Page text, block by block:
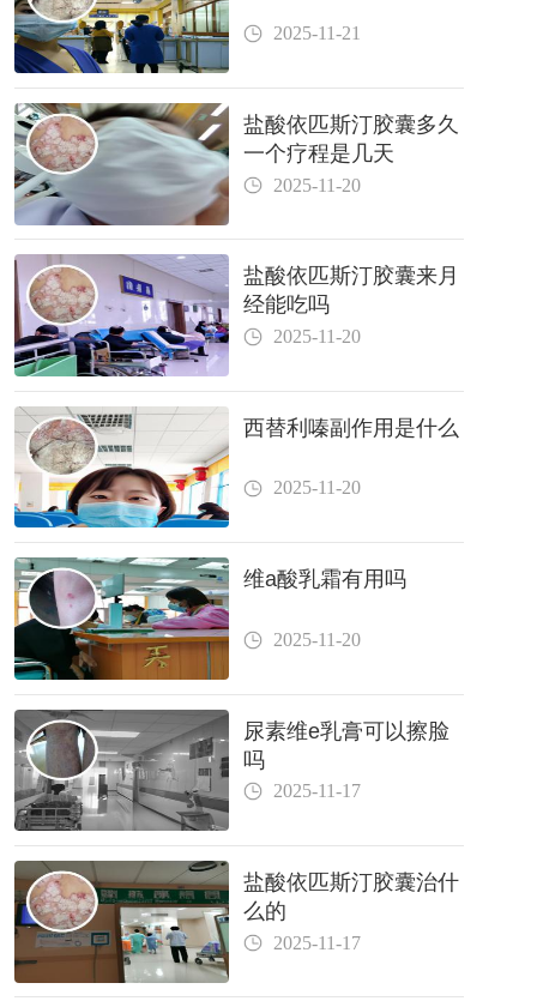
2025-11-21
盐酸依匹斯汀胶囊多久
一个疗程是几天
2025-11-20
盐酸依匹斯汀胶囊来月
经能吃吗
2025-11-20
西替利嗪副作用是什么
2025-11-20
维a酸乳霜有用吗
2025-11-20
尿素维e乳膏可以擦脸
吗
2025-11-17
盐酸依匹斯汀胶囊治什
么的
2025-11-17